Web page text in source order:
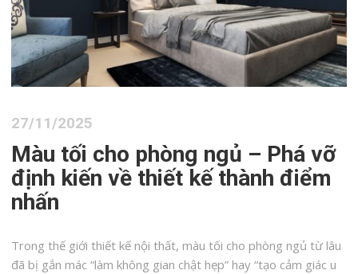
27/11/2025
Màu tối cho phòng ngủ – Phá vỡ
định kiến về thiết kế thành điểm
nhấn
Trong thế giới thiết kế nội thất, màu tối cho phòng ngủ từ lâu
đã bị gắn mác “làm không gian chật hẹp” hay “tạo cảm giác u